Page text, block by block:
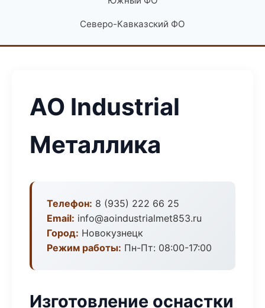
Северо-Кавказский ФО
АО Industrial
Металлика
Телефон: 8 (935) 222 66 25
Email: info@aoindustrialmet853.ru
Город: Новокузнецк
Режим работы: Пн-Пт: 08:00-17:00
Изготовление оснастки